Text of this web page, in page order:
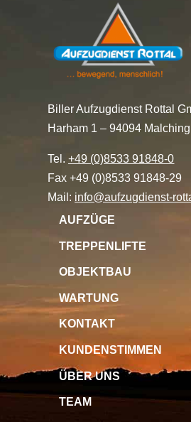
Biller Aufzugdienst Rottal
Harham 1 – 94094 Malching
Tel.+49 (0)8533 91848-0
Fax +49 (0)8533 91848-29
Mail: info@aufzugdienst-
AUFZÜGE
TREPPENLIFTE
OBJEKTBAU
WARTUNG
KONTAKT
KUNDENSTIMMEN
ÜBER UNS
TEAM